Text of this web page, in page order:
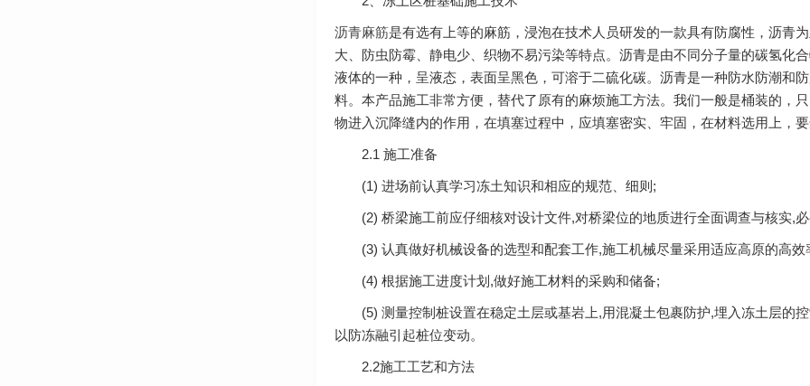
沥青麻筋是有选有上等的麻筋，浸泡在技术人员研发的一款具有防腐性，沥青
大、防虫防霉、静电少、织物不易污染等特点。沥青是由不同分子量的碳氢化
液体的一种，呈液态，表面呈黑色，可溶于二硫化碳。沥青是一种防水防潮和
料。本产品施工非常方便，替代了原有的麻烦施工方法。我们一般是桶装的，
物进入沉降缝内的作用，在填塞过程中，应填塞密实、牢固，在材料选用上，
2.1 施工准备
(1) 进场前认真学习冻土知识和相应的规范、细则;
(2) 桥梁施工前应仔细核对设计文件,对桥梁位的地质进行全面调查与核实,必
(3) 认真做好机械设备的选型和配套工作,施工机械尽量采用适应高原的高效
(4) 根据施工进度计划,做好施工材料的采购和储备;
(5) 测量控制桩设置在稳定土层或基岩上,用混凝土包裹防护,埋入冻土层的
以防冻融引起桩位变动。
2.2施工工艺和方法